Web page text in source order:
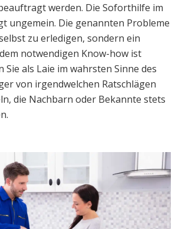
werden. Die Soforthilfe im
ungemein. Die genannten Probleme
zu erledigen, sondern ein
notwendigen Know-how ist
Sie als Laie im wahrsten Sinne des
von irgendwelchen Ratschlägen
die Nachbarn oder Bekannte stets